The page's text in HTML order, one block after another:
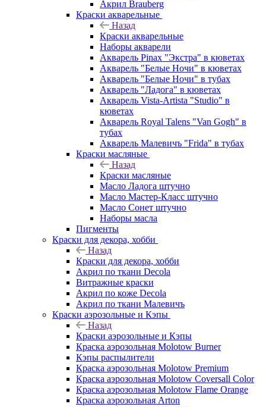
Акрил Brauberg
Краски акварельные
Назад
Краски акварельные
Наборы акварели
Акварель Pinax "Экстра" в кюветах
Акварель "Белые Ночи" в кюветах
Акварель "Белые Ночи" в тубах
Акварель "Ладога" в кюветах
Акварель Vista-Artista "Studio" в
кюветах
Акварель Royal Talens "Van Gogh" в
тубах
Акварель Малевичъ "Frida" в тубах
Краски масляные
Назад
Краски масляные
Масло Ладога штучно
Масло Мастер-Класс штучно
Масло Сонет штучно
Наборы масла
Пигменты
Краски для декора, хобби
Назад
Краски для декора, хобби
Акрил по ткани Decola
Витражные краски
Акрил по коже Decola
Акрил по ткани Малевичъ
Краски аэрозольные и Кэпы
Назад
Краски аэрозольные и Кэпы
Краска аэрозольная Molotow Burner
Кэпы распылители
Краска аэрозольная Molotow Premium
Краска аэрозольная Molotow Coversall Color
Краска аэрозольная Molotow Flame Orange
Краска аэрозольная Arton